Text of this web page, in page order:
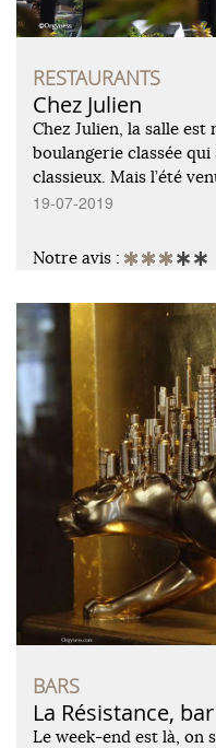
RESTAURANTS
Chez Julien
Chez Julien, la salle
boulangerie classée
classieux. Mais l’été
19-07-2019
Notre avis :
BARS
La Résistance,
Le week-end est là, on